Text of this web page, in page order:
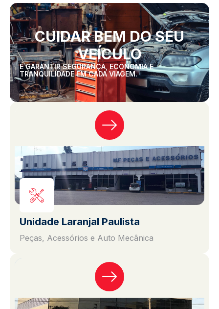
CUIDAR BEM DO SEU
VEÍCULO
É GARANTIR SEGURANÇA, ECONOMIA E
TRANQUILIDADE EM CADA VIAGEM.
Unidade Laranjal Paulista
Peças, Acessórios e Auto Mecânica